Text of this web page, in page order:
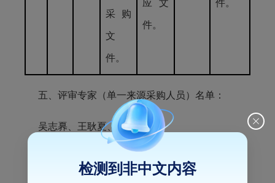
采购
文
件。
应文
件。
件。
五、评审专家（单一来源采购人员）名单：
吴志奡、王耿夏、刘璐
检测到非中文内容